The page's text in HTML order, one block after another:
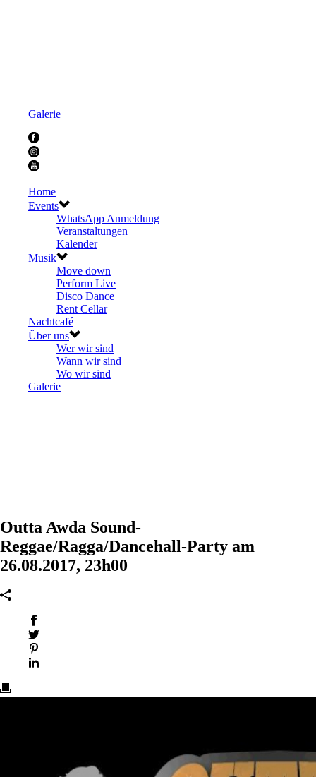
Galerie
Home
Events
WhatsApp Anmeldung
Veranstaltungen
Kalender
Musik
Move down
Perform Live
Disco Dance
Rent Cellar
Nachtcafé
Über uns
Wer wir sind
Wann wir sind
Wo wir sind
Galerie
Outta Awda Sound-
Reggae/Ragga/Dancehall-Party am
26.08.2017, 23h00